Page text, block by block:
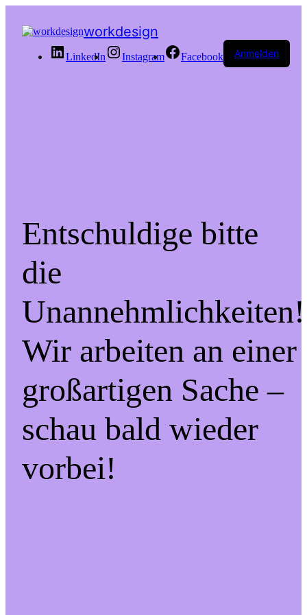
workdesign
LinkedIn Instagram Facebook Anmelden
Entschuldige bitte
die
Unannehmlichkeiten!
Wir arbeiten an einer
großartigen Sache –
schau bald wieder
vorbei!